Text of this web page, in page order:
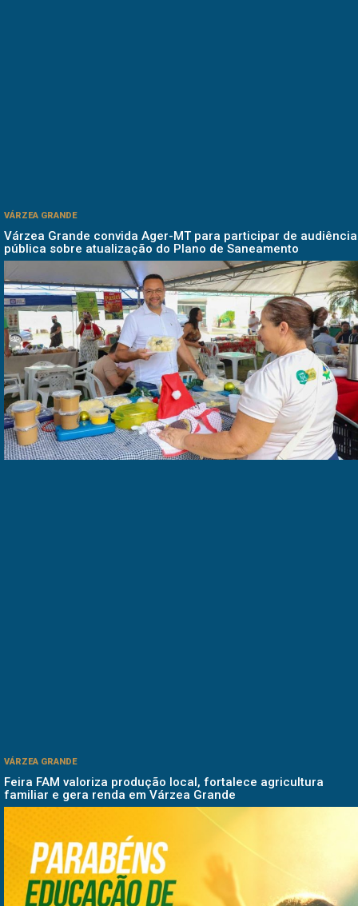
VÁRZEA GRANDE
Várzea Grande convida Ager-MT para participar de audiência
pública sobre atualização do Plano de Saneamento
VÁRZEA GRANDE
Feira FAM valoriza produção local, fortalece agricultura
familiar e gera renda em Várzea Grande